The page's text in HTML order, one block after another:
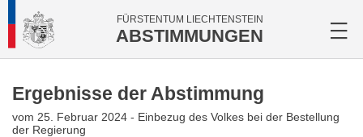
FÜRSTENTUM LIECHTENSTEIN
ABSTIMMUNGEN
Ergebnisse der Abstimmung
vom 25. Februar 2024 - Einbezug des Volkes bei der Bestellung
der Regierung